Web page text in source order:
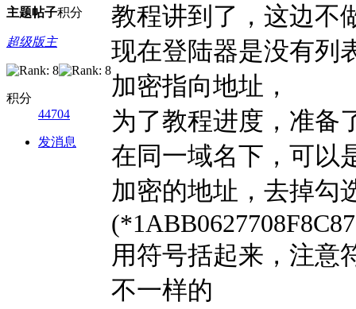
主题帖子积分
超级版主
积分
44704
发消息
教程讲到了，这边不
现在登陆器是没有列
加密指向地址，
为了教程进度，准备
在同一域名下，可以
加密的地址，去掉勾
用符号括起来，注意
不一样的